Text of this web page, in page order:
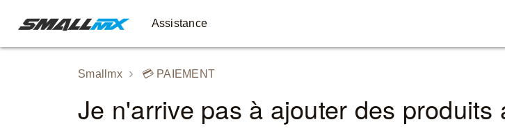
Assistance
Smallmx 💳 PAIEMENT
Je n'arrive pas à ajouter des produits